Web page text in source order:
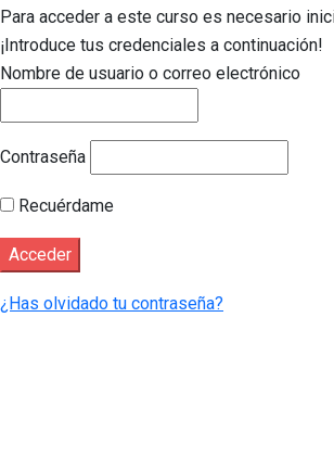
Para acceder a este curso es necesario
¡Introduce tus credenciales a continuación!
Nombre de usuario o correo electrónico
Contraseña
Recuérdame
¿Has olvidado tu contraseña?